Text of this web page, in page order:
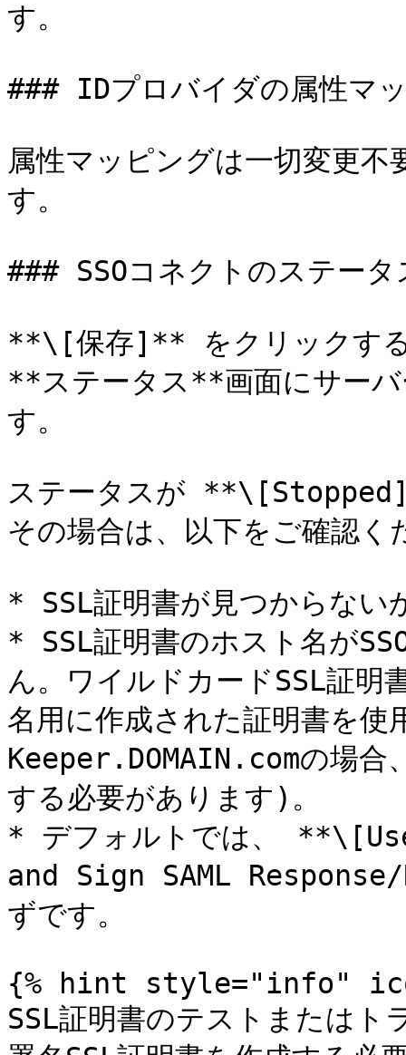
す。
### IDプロバイダの属性マ
属性マッピングは一切変更
す。
### SSOコネクトのステータ
**\[保存]** をクリックする
**ステータス**画面にサーバ
す。
ステータスが
その場合は、以下をご確認く
* SSL証明書が見つからない
* SSL証明書のホスト名が
ん。ワイルドカードSSL証明
名用に作成された証明書を
Keeper.DOMAIN.comの場合
する必要があります)。
* デフォルトでは、
and Sign SAML
ずです。
{% hint style="info"
SSL証明書のテストまたはト